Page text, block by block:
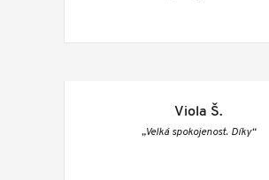
Viola Š.
„Velká spokojenost. Díky“